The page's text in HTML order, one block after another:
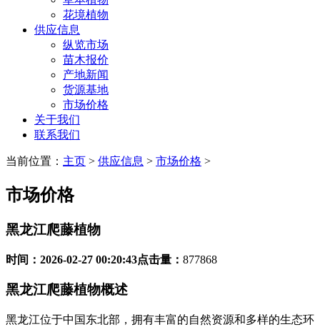
花境植物
供应信息
纵览市场
苗木报价
产地新闻
货源基地
市场价格
关于我们
联系我们
当前位置： 主页 > 供应信息 > 市场价格 >
市场价格
黑龙江爬藤植物
时间： 2026-02-27 00:20:43点击量： 877868
黑龙江爬藤植物概述
黑龙江位于中国东北部，拥有丰富的自然资源和多样的生态环